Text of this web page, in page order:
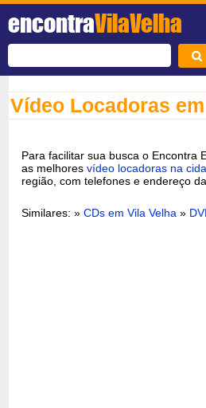
encontraVilaVelha
Vídeo Locadoras
Para facilitar sua busca o Encontra
as melhoresvídeo locadoras na
região, com telefones e endereço
Similares: »CDs em Vila Velha »